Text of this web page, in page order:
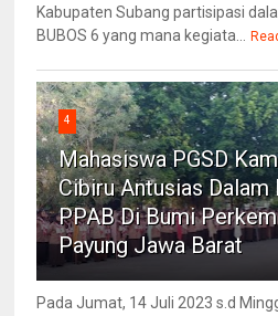
Kabupaten Subang partisipasi
BUBOS 6 yang mana kegiata...
4
Mahasiswa PGSD
Cibiru Antusias
PPAB Di Bumi
Payung Jawa Barat
Pada Jumat, 14 Juli 2023 s.d